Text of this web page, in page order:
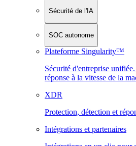
Sécurité de l'IA
SOC autonome
Plateforme Singularity™
Sécurité d'entreprise
réponse à la vitesse de la
XDR
Protection, détection et
Intégrations et partenaires